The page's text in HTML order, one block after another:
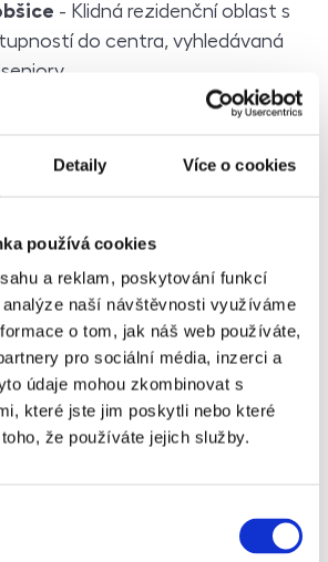
Detaily Více o cookies
používá cookies
a reklam, poskytování funkcí
naší návštěvnosti využíváme
o tom, jak náš web používáte,
pro sociální média, inzerci a
údaje mohou zkombinovat s
které jste jim poskytli nebo které
že používáte jejich služby.
- Klidná rezidenční oblast s
do centra, vyhledávaná
a vilkami, vhodná pro
Šaldorf- Oblast obklopená
pro klidné bydlení s výhledem
- Tradiční vesnická atmosféra
a skvělou dostupností do